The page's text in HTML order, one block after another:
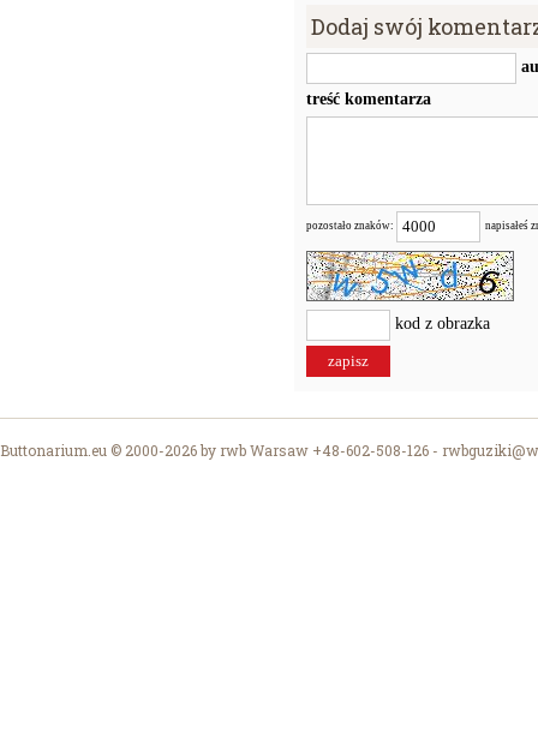
Dodaj swój
treść komentarza
pozostało znaków: napisałeś
kod z obrazka
Buttonarium.eu © 2000-2026 by rwb Warsaw +48-602-508-126 -